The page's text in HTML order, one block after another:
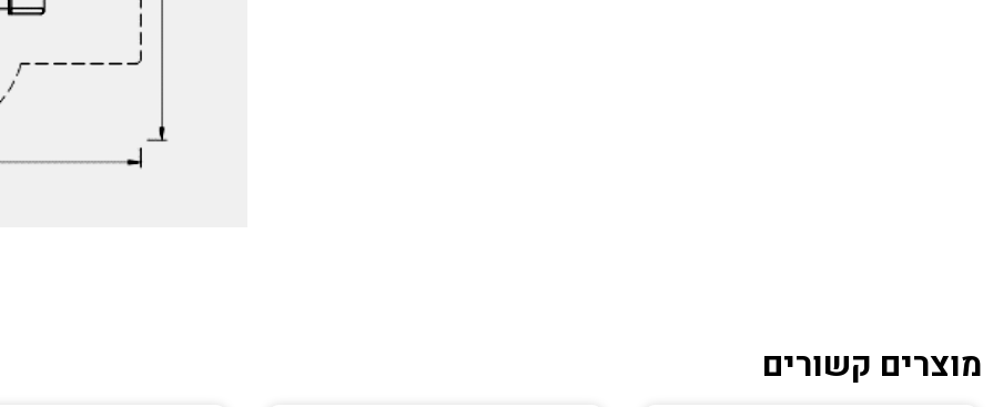
מוצרים קשורים